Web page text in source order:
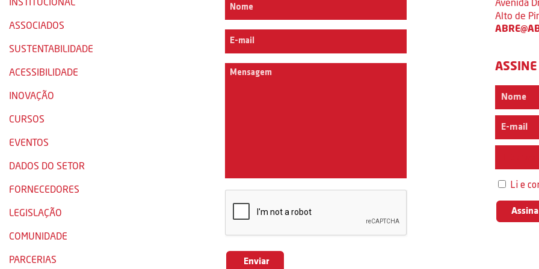
ASSOCIADOS
SUSTENTABILIDADE
ACESSIBILIDADE
INOVAÇÃO
CURSOS
EVENTOS
DADOS DO SETOR
FORNECEDORES
LEGISLAÇÃO
COMUNIDADE
PARCERIAS
Alto de
Li e